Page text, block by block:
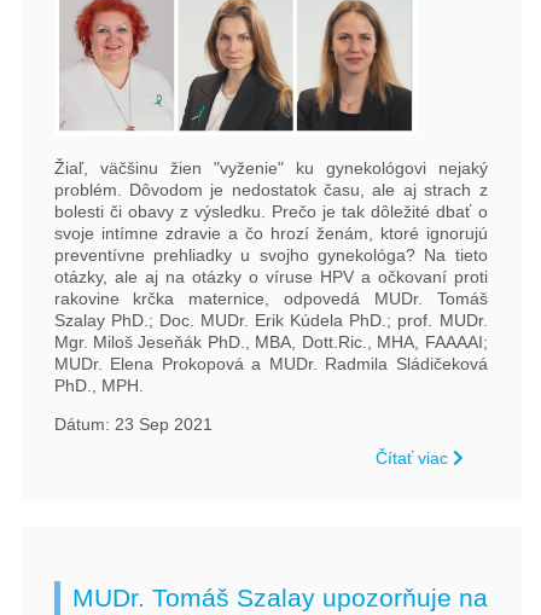
Žiaľ, väčšinu žien "vyženie" ku gynekológovi nejaký
problém. Dôvodom je nedostatok času, ale aj strach z
bolesti či obavy z výsledku. Prečo je tak dôležité dbať o
svoje intímne zdravie a čo hrozí ženám, ktoré ignorujú
preventívne prehliadky u svojho gynekológa? Na tieto
otázky, ale aj na otázky o víruse HPV a očkovaní proti
rakovine krčka maternice, odpovedá MUDr. Tomáš
Szalay PhD.; Doc. MUDr. Erik Kúdela PhD.; prof. MUDr.
Mgr. Miloš Jeseňák PhD., MBA, Dott.Ric., MHA, FAAAAI;
MUDr. Elena Prokopová a MUDr. Radmila Sládičeková
PhD., MPH.
Dátum: 23 Sep 2021
Čítať viac
MUDr. Tomáš Szalay upozorňuje na